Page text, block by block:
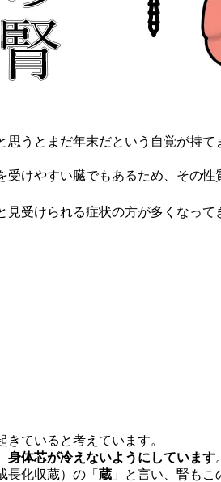
うとまだ年末だという自覚が持て
けやすい臓でもあるため、その
受けられる症状の方が多くなって
ていると考えています。
身体芯が冷えないようにしています。
長化収蔵）の「 蔵 」と言い、腎もこ